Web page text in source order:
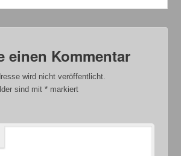
einen Kommentar
wird nicht veröffentlicht.
sind mit* markiert